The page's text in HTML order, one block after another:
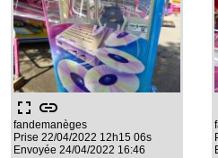
fullscreen link
fandemanèges
Prise 22/04/2022 12h15 06s
Envoyée 24/04/2022 16:46